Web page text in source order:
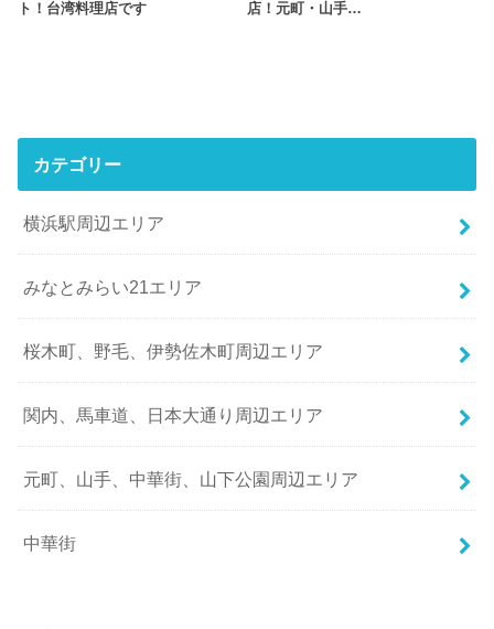
ト！台湾料理店です
店！元町・山手…
カテゴリー
横浜駅周辺エリア
みなとみらい21エリア
桜木町、野毛、伊勢佐木町周辺エリア
関内、馬車道、日本大通り周辺エリア
元町、山手、中華街、山下公園周辺エリア
中華街